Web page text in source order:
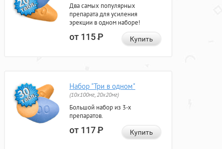
Два самых популярных
препарата для усиления
эрекции в одном наборе!
от 115Р Купить
Набор "Три в одном"
(10x100мг, 20x20мг)
Большой набор из 3-х
препаратов.
от 117Р Купить